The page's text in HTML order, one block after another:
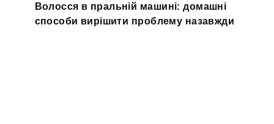
Волосся в пральній машині: домашні
способи вирішити проблему назавжди